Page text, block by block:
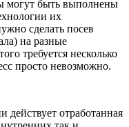
могут быть выполнены
их
сделать посев
на разные
требуется несколько
просто невозможно.
действует отработанная